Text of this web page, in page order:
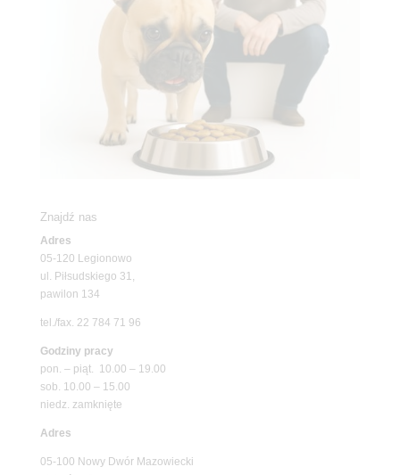
Znajdź nas
Adres
05-120 Legionowo
ul. Piłsudskiego 31,
pawilon 134
tel./fax. 22 784 71 96
Godziny pracy
pon. – piąt. 10.00 – 19.00
sob. 10.00 – 15.00
niedz. zamknięte
Adres
05-100 Nowy Dwór Mazowiecki